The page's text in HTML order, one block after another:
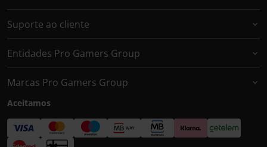
Suporte ao cliente
Entidades Pro Gamers Group
Marcas Pro Gamers Group
Aceitamos